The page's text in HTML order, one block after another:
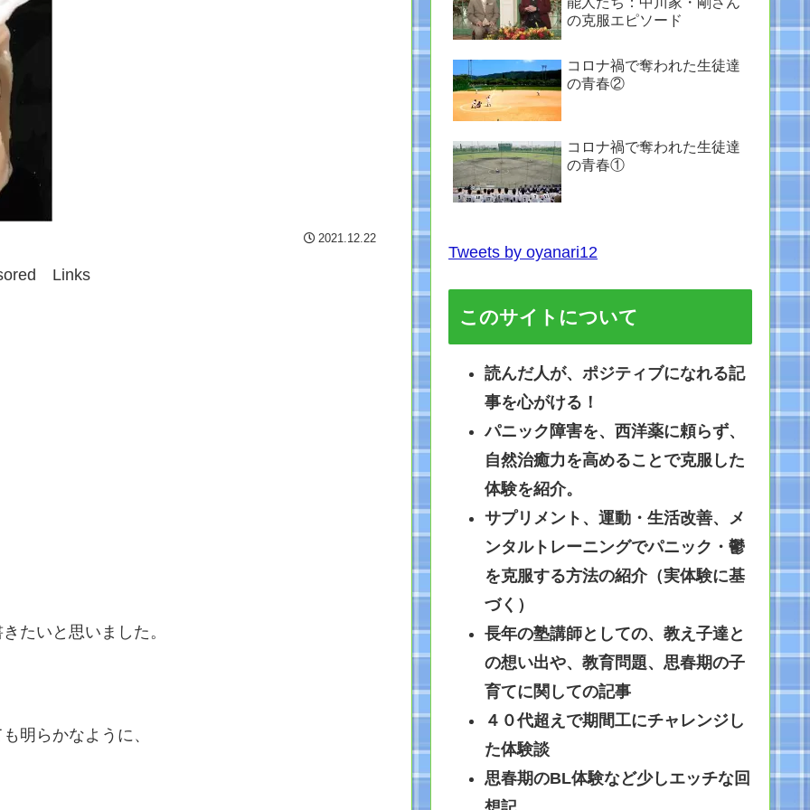
2021.12.22
Links
たいと思いました。
明らかなように、
の克服エピソード
コロナ禍で奪われた生徒達
の青春②
コロナ禍で奪われた生徒達
の青春①
Tweets by oyanari12
このサイトについて
読んだ人が、ポジティブになれる記
事を心がける！
パニック障害を、西洋薬に頼らず、
自然治癒力を高めることで克服した
体験を紹介。
サプリメント、運動・生活改善、メ
ンタルトレーニングでパニック・鬱
を克服する方法の紹介（実体験に基
づく）
長年の塾講師としての、教え子達と
の想い出や、教育問題、思春期の子
育てに関しての記事
４０代超えで期間工にチャレンジし
た体験談
思春期のBL体験など少しエッチな回